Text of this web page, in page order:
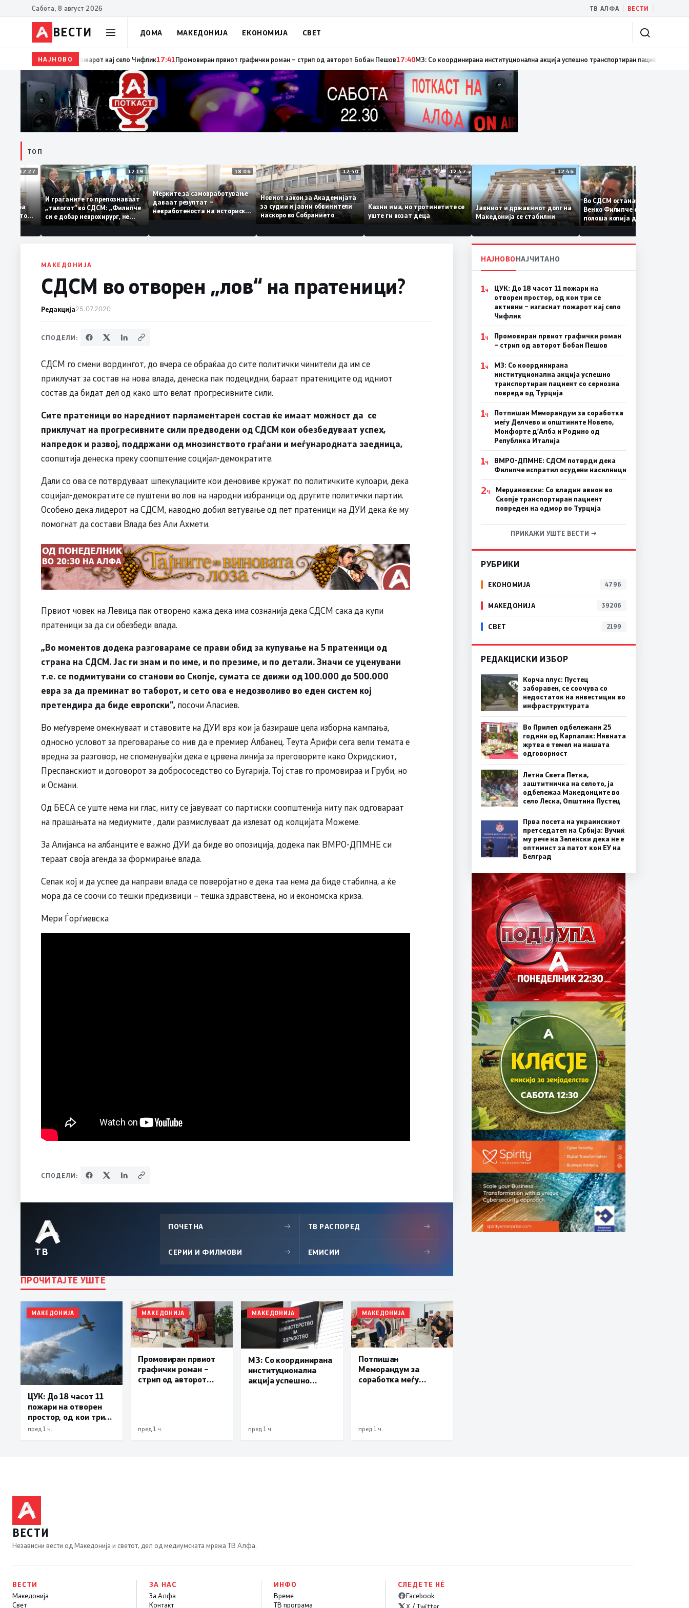
Сабота, 8 август 2026 ТВ АЛФА ВЕСТИ
ВЕСТИ ДОМА МАКЕДОНИЈА ЕКОНОМИЈА СВЕТ
НАЈНОВО17:42ЦУК: До 18 часот 11 пожари на отворен простор, од кои три се активни – изгаснат пожарот кај село Чифлик 17:41Промовиран првиот графички роман – стрип од авторот Бобан Пешов
ТОП
12:27
За
треба
12:19
И граѓаните го препознаваат
„талогот“ во СДСМ: „Филипче
си е добар неврохирург, не
треба се занимава со
18:06
Мерките за самовработување
даваат резултат –
невработеноста на историски
најниско ниво од 11,3%
12:50
Новиот закон за Академијата
за судии и јавни обвинители
наскоро во Собранието
12:47
Казни има, но тротинетите се
уште ги возат деца
12:46
Јавниот и државниот долг на
Македонија се стабилни
Во СДСМ остана само
Венко Филипче е само бледа
полоша копија дури и од
Заев
МАКЕДОНИЈА
СДСМ во отворен „лов“ на пратеници?
Редакција25.07.2020
СПОДЕЛИ:
СДСМ го смени вордингот, до вчера се обраќаа до сите политички чинители да им се
приклучат за состав на нова влада, денеска пак подецидни, бараат пратениците од идниот
состав да бидат дел од како што велат прогресивните сили.
Сите пратеници во наредниот парламентарен состав ќе имаат можност да се
приклучат на прогресивните сили предводени од СДСМ кои обезбедуваат успех,
напредок и развој, поддржани од мнозинството граѓани и меѓународната заедница,
соопштија денеска преку соопштение социјал-демократите.
Дали со ова се потврдуваат шпекулациите кои деновиве кружат по политичките кулоари, дека
социјал-демократите се пуштени во лов на народни избраници од другите политички партии.
Особено дека лидерот на СДСМ, наводно добил ветување од пет пратеници на ДУИ дека ќе му
помогнат да состави Влада без Али Ахмети.
Првиот човек на Левица пак отворено кажа дека има сознанија дека СДСМ сака да купи
пратеници за да си обезбеди влада.
„Во моментов додека разговараме се прави обид за купување на 5 пратеници од
страна на СДСМ. Јас ги знам и по име, и по презиме, и по детали. Значи се уценувани
т.е. се подмитувани со станови во Скопје, сумата се движи од 100.000 до 500.000
евра за да преминат во таборот, и сето ова е недозволиво во еден систем кој
претендира да биде европски“, посочи Апасиев.
Во меѓувреме омекнуваат и ставовите на ДУИ врз кои ја базираше цела изборна кампања,
односно условот за преговарање со нив да е премиер Албанец. Теута Арифи сега вели темата е
вредна за разговор, не споменувајќи дека е црвена линија за преговорите како Охридскиот,
Преспанскиот и договорот за добрососедство со Бугарија. Тој став го промовираа и Груби, но
и Османи.
Од БЕСА се уште нема ни глас, ниту се јавуваат со партиски соопштенија ниту пак одговараат
на прашањата на медиумите , дали размислуваат да излезат од колцијата Можеме.
За Алијанса на албанците е важно ДУИ да биде во опозиција, додека пак ВМРО-ДПМНЕ си
тераат своја агенда за формирање влада.
Сепак кој и да успее да направи влада се поверојатно е дека таа нема да биде стабилна, а ќе
мора да се соочи со тешки предизвици – тешка здравствена, но и економска криза.
Мери Ѓорѓиевска
СПОДЕЛИ:
ТВ
ПОЧЕТНА → ТВ РАСПОРЕД →
СЕРИИ И ФИЛМОВИ → ЕМИСИИ →
ПРОЧИТАЈТЕ УШТЕ
МАКЕДОНИЈА
ЦУК: До 18 часот 11
пожари на отворен
простор, од кои три
се активни – изгаснат
пред 1 ч.
МАКЕДОНИЈА
Промовиран првиот
графички роман –
стрип од авторот
пред 1 ч.
МАКЕДОНИЈА
МЗ: Со координирана
институционална
акција успешно
пред 1 ч.
МАКЕДОНИЈА
Потпишан
Меморандум за
соработка меѓу
пред 1 ч.
НАЈНОВОНАЈЧИТАНО
1Ч
ЦУК: До 18 часот 11 пожари на
отворен простор, од кои три се
активни – изгаснат пожарот кај село
Чифлик
1Ч
Промовиран првиот графички роман
– стрип од авторот Бобан Пешов
1Ч
МЗ: Со координирана
институционална акција успешно
транспортиран пациент со сериозна
повреда од Турција
1Ч
Потпишан Меморандум за соработка
меѓу Делчево и општините Новело,
Монфорте д’Алба и Родино од
Република Италија
1Ч
ВМРО-ДПМНЕ: СДСM потврди дека
Филипче испратил осудени насилници
2Ч
Мерџановски: Со владин авион во
Скопје транспортиран пациент
повреден на одмор во Турција
ПРИКАЖИ УШТЕ ВЕСТИ →
РУБРИКИ
ЕКОНОМИЈА 4796
МАКЕДОНИЈА 39206
СВЕТ 2199
РЕДАКЦИСКИ ИЗБОР
Корча плус: Пустец
заборавен, се соочува со
недостаток на инвестиции во
инфраструктурата
Во Прилеп одбележани 25
години од Карпалак: Нивната
жртва е темел на нашата
одговорност
Летна Света Петка,
заштитничка на селото, ја
одбележаа Македонците во
село Леска, Општина Пустец
Прва посета на украинскиот
претседател на Србија: Вучиќ
му рече на Зеленски дека не е
оптимист за патот кон ЕУ на
Белград
ВЕСТИ
Независни вести од Македонија и светот, дел од медиумската мрежа ТВ Алфа.
ВЕСТИ
Македонија
Свет
ЗА НАС
За Алфа
Контакт
ИНФО
Време
ТВ програма
СЛЕДЕТЕ НÉ
Facebook